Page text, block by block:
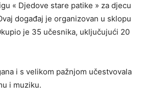
« Djedove stare patike » za djecu
događaj je organizovan u sklopu
je 35 učesnika, uključujući 20
i s velikom pažnjom učestvovala
i muziku.